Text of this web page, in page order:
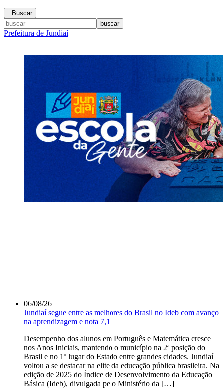
Buscar
Prefeitura de Jundiaí
06/08/26
Jundiaí segue entre as melhores do Brasil no Ideb com avanço
na aprendizagem e nota 7,1
Desempenho dos alunos em Português e Matemática cresce
nos Anos Iniciais, mantendo o município na 2ª posição do
Brasil e no 1º lugar do Estado entre grandes cidades. Jundiaí
voltou a se destacar na elite da educação pública brasileira. Na
edição de 2025 do Índice de Desenvolvimento da Educação
Básica (Ideb), divulgada pelo Ministério da […]